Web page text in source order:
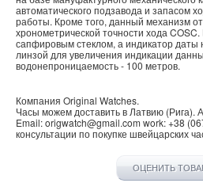
автоматического подзавода и запасом
работы. Кроме того, данный механизм
хронометрической точности хода
сапфировым стеклом, а индикатор
линзой для увеличения индикации
водонепроницаемость - 100 метров.
Компания Original Watches.
Часы можем доставить в Латвию (Рига).
Email:origwatch@gmail.com work:+38
консультации по покупке швейцарских
ОЦЕНИТЬ